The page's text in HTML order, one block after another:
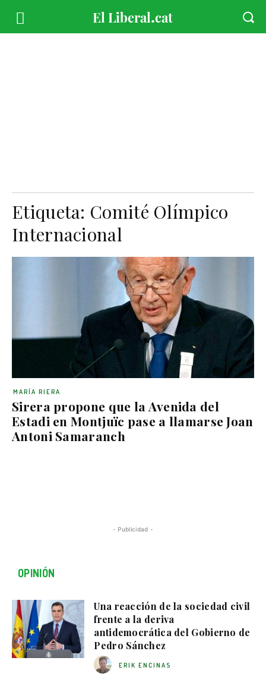
Etiqueta: Comité Olímpico
Internacional
Sirera propone que la Avenida del
Estadi en Montjuïc pase a llamarse Joan
Antoni Samaranch
MARÍA RIERA
- Publicidad -
OPINIÓN
Una reacción de la sociedad civil
frente a la deriva
antidemocrática del Gobierno de
Pedro Sánchez
ERIK ENCINAS